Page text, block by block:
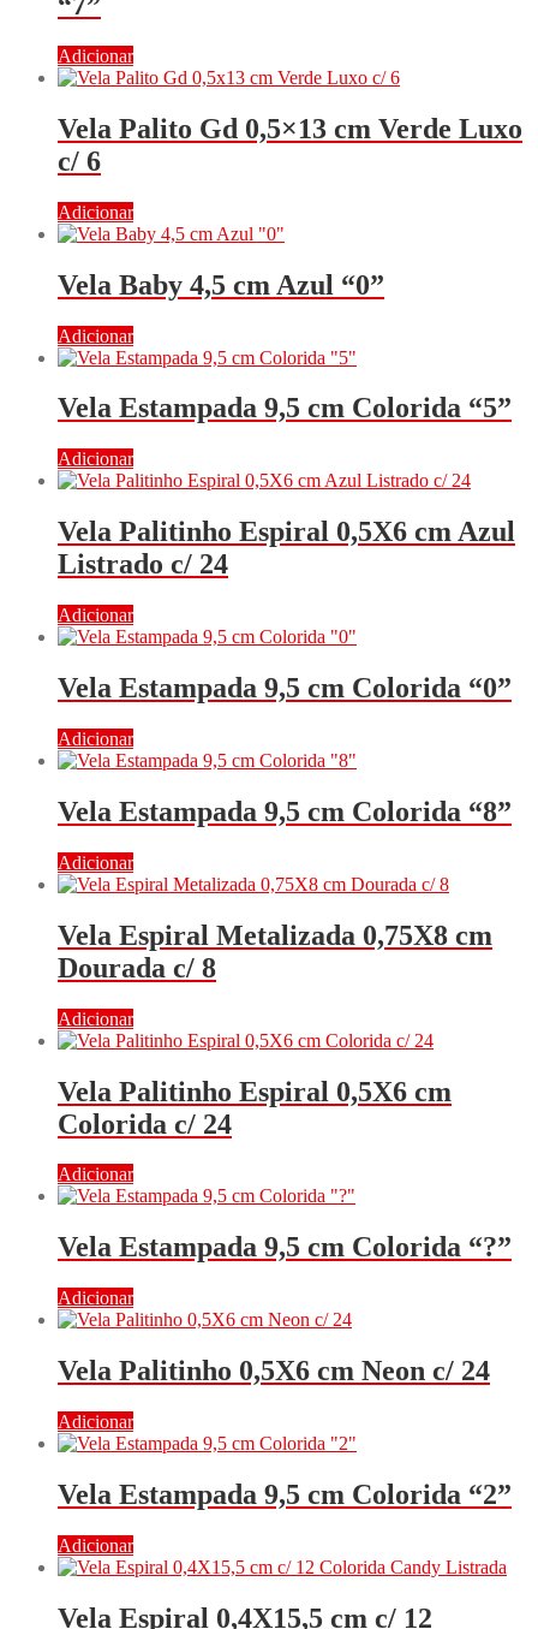
Adicionar
Vela Palito Gd 0,5×13 cm Verde Luxo
c/ 6
Adicionar
Vela Baby 4,5 cm Azul “0”
Adicionar
Vela Estampada 9,5 cm Colorida “5”
Adicionar
Vela Palitinho Espiral 0,5X6 cm Azul
Listrado c/ 24
Adicionar
Vela Estampada 9,5 cm Colorida “0”
Adicionar
Vela Estampada 9,5 cm Colorida “8”
Adicionar
Vela Espiral Metalizada 0,75X8 cm
Dourada c/ 8
Adicionar
Vela Palitinho Espiral 0,5X6 cm
Colorida c/ 24
Adicionar
Vela Estampada 9,5 cm Colorida “?”
Adicionar
Vela Palitinho 0,5X6 cm Neon c/ 24
Adicionar
Vela Estampada 9,5 cm Colorida “2”
Adicionar
Vela Espiral 0,4X15,5 cm c/ 12